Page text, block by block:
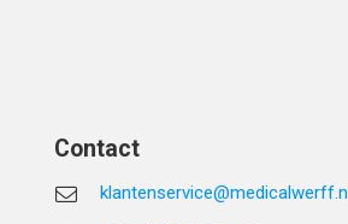
Contact
klantenservice@medicalwerff.nl